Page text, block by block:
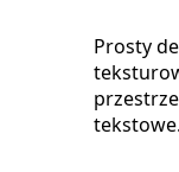
Prosty
tekstowe.